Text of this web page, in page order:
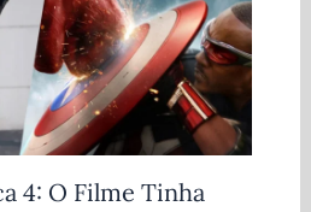
4: O Filme Tinha